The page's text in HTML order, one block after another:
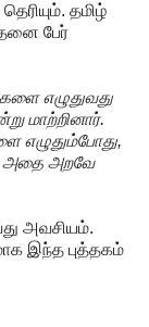
தமிழ்
பேர்
எழுதுவது
மாற்றினார்.
எழுதும்போது,
அதை அறவே
அவசியம்.
இந்த புத்தகம்